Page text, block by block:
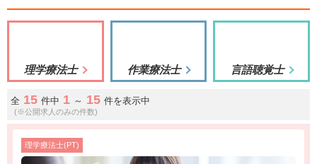
理学療法士 作業療法士 言語聴覚士
全 15 件中 1 ～ 15 件を表示中
(※公開求人のみの件数)
理学療法士(PT)